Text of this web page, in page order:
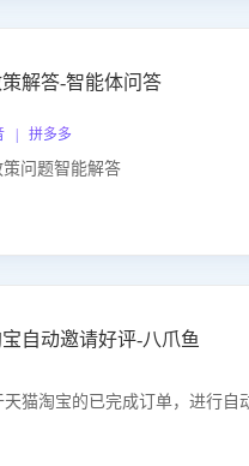
策解答-智能体问答
| 拼多多
问题智能解答
自动邀请好评-八爪鱼
猫淘宝的已完成订单，进行自